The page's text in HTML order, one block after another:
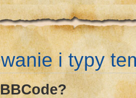
i typy